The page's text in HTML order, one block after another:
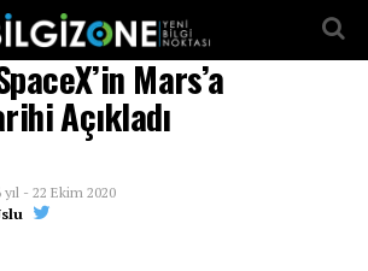
Mars’a
Açıkladı
yıl - 22 Ekim 2020